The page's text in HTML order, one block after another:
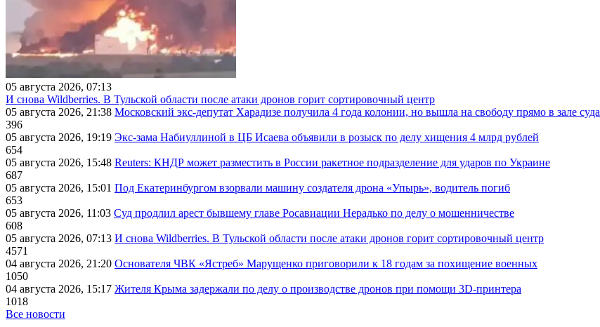
05 августа 2026, 07:13
И снова Wildberries. В Тульской области после атаки дронов горит сортировочный центр
05 августа 2026, 21:38 Московский экс-депутат Харадизе получила 4 года колонии, но вышла на свободу прямо в зале суда
396
05 августа 2026, 19:19 Экс-зама Набиуллиной в ЦБ Исаева объявили в розыск по делу хищения 4 млрд рублей
654
05 августа 2026, 15:48 Reuters: КНДР может разместить в России ракетное подразделение для ударов по Украине
687
05 августа 2026, 15:01 Под Екатеринбургом взорвали машину создателя дрона «Упырь», водитель погиб
653
05 августа 2026, 11:03 Суд продлил арест бывшему главе Росавиации Нерадько по делу о мошенничестве
608
05 августа 2026, 07:13 И снова Wildberries. В Тульской области после атаки дронов горит сортировочный центр
4571
04 августа 2026, 21:20 Основателя ЧВК «Ястреб» Марущенко приговорили к 18 годам за похищение военных
1050
04 августа 2026, 15:17 Жителя Крыма задержали по делу о производстве дронов при помощи 3D‑принтера
1018
Все новости